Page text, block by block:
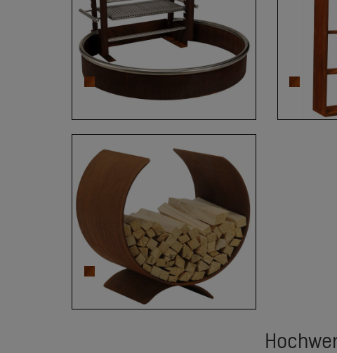
Bodengrill 1096 aus
Cortenstahl und Edelstahl
Anzündeholzständer
700730